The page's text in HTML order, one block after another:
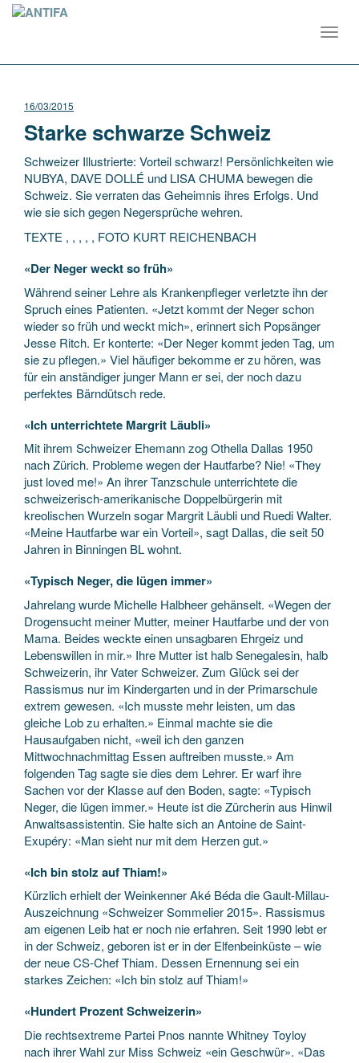
16/03/2015
Starke schwarze Schweiz
Schweizer Illustrierte: Vorteil schwarz! Persönlichkeiten wie
NUBYA, DAVE DOLLÉ und LISA CHUMA bewegen die
Schweiz. Sie verraten das Geheimnis ihres Erfolgs. Und
wie sie sich gegen Negersprüche wehren.
TEXTE , , , , , FOTO KURT REICHENBACH
«Der Neger weckt so früh»
Während seiner Lehre als Krankenpfleger verletzte ihn der
Spruch eines Patienten. «Jetzt kommt der Neger schon
wieder so früh und weckt mich», erinnert sich Popsänger
Jesse Ritch. Er konterte: «Der Neger kommt jeden Tag, um
sie zu pflegen.» Viel häufiger bekomme er zu hören, was
für ein anständiger junger Mann er sei, der noch dazu
perfektes Bärndütsch rede.
«Ich unterrichtete Margrit Läubli»
Mit ihrem Schweizer Ehemann zog Othella Dallas 1950
nach Zürich. Probleme wegen der Hautfarbe? Nie! «They
just loved me!» An ihrer Tanzschule unterrichtete die
schweizerisch-amerikanische Doppelbürgerin mit
kreolischen Wurzeln sogar Margrit Läubli und Ruedi Walter.
«Meine Hautfarbe war ein Vorteil», sagt Dallas, die seit 50
Jahren in Binningen BL wohnt.
«Typisch Neger, die lügen immer»
Jahrelang wurde Michelle Halbheer gehänselt. «Wegen der
Drogensucht meiner Mutter, meiner Hautfarbe und der von
Mama. Beides weckte einen unsagbaren Ehrgeiz und
Lebenswillen in mir.» Ihre Mutter ist halb Senegalesin, halb
Schweizerin, ihr Vater Schweizer. Zum Glück sei der
Rassismus nur im Kindergarten und in der Primarschule
extrem gewesen. «Ich musste mehr leisten, um das
gleiche Lob zu erhalten.» Einmal machte sie die
Hausaufgaben nicht, «weil ich den ganzen
Mittwochnachmittag Essen auftreiben musste.» Am
folgenden Tag sagte sie dies dem Lehrer. Er warf ihre
Sachen vor der Klasse auf den Boden, sagte: «Typisch
Neger, die lügen immer.» Heute ist die Zürcherin aus Hinwil
Anwaltsassistentin. Sie halte sich an Antoine de Saint-
Exupéry: «Man sieht nur mit dem Herzen gut.»
«Ich bin stolz auf Thiam!»
Kürzlich erhielt der Weinkenner Aké Béda die Gault-Millau-
Auszeichnung «Schweizer Sommelier 2015». Rassismus
am eigenen Leib hat er noch nie erfahren. Seit 1990 lebt er
in der Schweiz, geboren ist er in der Elfenbeinküste – wie
der neue CS-Chef Thiam. Dessen Ernennung sei ein
starkes Zeichen: «Ich bin stolz auf Thiam!»
«Hundert Prozent Schweizerin»
Die rechtsextreme Partei Pnos nannte Whitney Toyloy
nach ihrer Wahl zur Miss Schweiz «ein Geschwür». «Das